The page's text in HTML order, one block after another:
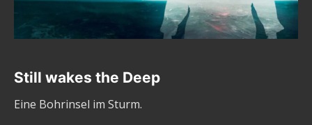
Still wakes the Deep
Eine Bohrinsel im Sturm.